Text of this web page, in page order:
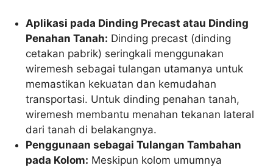
Aplikasi pada Dinding Precast atau Dinding
Penahan Tanah: Dinding precast (dinding
cetakan pabrik) seringkali menggunakan
wiremesh sebagai tulangan utamanya untuk
memastikan kekuatan dan kemudahan
transportasi. Untuk dinding penahan tanah,
wiremesh membantu menahan tekanan lateral
dari tanah di belakangnya.
Penggunaan sebagai Tulangan Tambahan
pada Kolom: Meskipun kolom umumnya